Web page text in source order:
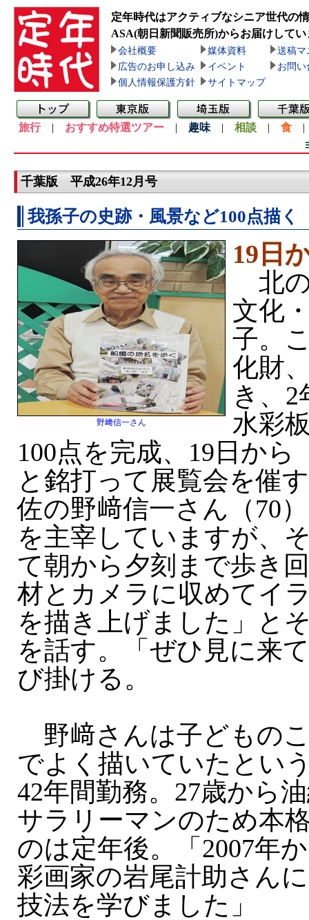
定年時代はアクティブなシニア世代の
ASA(朝日新聞販売所)からお届けしてい
会社概要 媒体資料
送稿マ
広告のお申し込み
イベント
お問い
個人情報保護方針
サイトマップ
旅行| おすすめ特選ツアー | 趣味 | 相談 | 食
千葉版 平成26年12月号
我孫子の史跡・風景など100点描く
野﨑信一さん
19日
北
文化
子。
化財
き、
水彩
100点を完成、19日から
と銘打って展覧会を催
佐の野﨑信一さん（70
を主宰していますが、
て朝から夕刻まで歩き
材とカメラに収めてイ
を描き上げました」と
を話す。「ぜひ見に来
び掛ける。
野﨑さんは子どもの
でよく描いていたとい
42年間勤務。27歳から
サラリーマンのため本
のは定年後。「2007年
彩画家の岩尾計助さん
技法を学びました」